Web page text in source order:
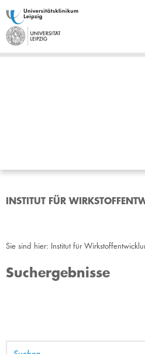
INSTITUT FÜR
Sie sind hier: Institut für
Suchergebnisse